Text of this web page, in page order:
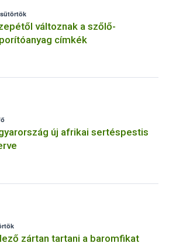
változnak a szőlő-
címkék
új afrikai sertéspestis
zártan tartani a baromfikat